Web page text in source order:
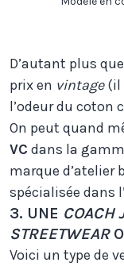
D’autant plus
prix en vintage(il
l’odeur du coton
On peut quand
VC dans la
marque d’atelier
spécialisée dans
3. UNE COACH
STREETWEAR
Voici un type de